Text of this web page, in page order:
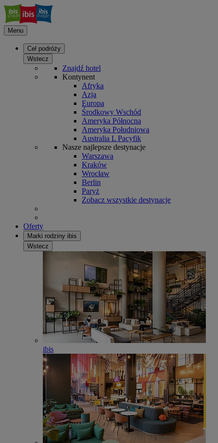
Menu
Cel podróży
Wstecz
Znajdź hotel
Kontynent
Afryka
Azja
Europa
Środkowy Wschód
Ameryka Północna
Ameryka Południowa
Australia L Pacyfik
Nasze najlepsze destynacje
Warszawa
Kraków
Wrocław
Berlin
Paryż
Zobacz wszystkie destynacje
Oferty
Marki rodziny ibis
Wstecz
ibis